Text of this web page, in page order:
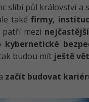
půl království a
také firmy,
patří mezi
kybernetické
budou mít ještě
začít budovat